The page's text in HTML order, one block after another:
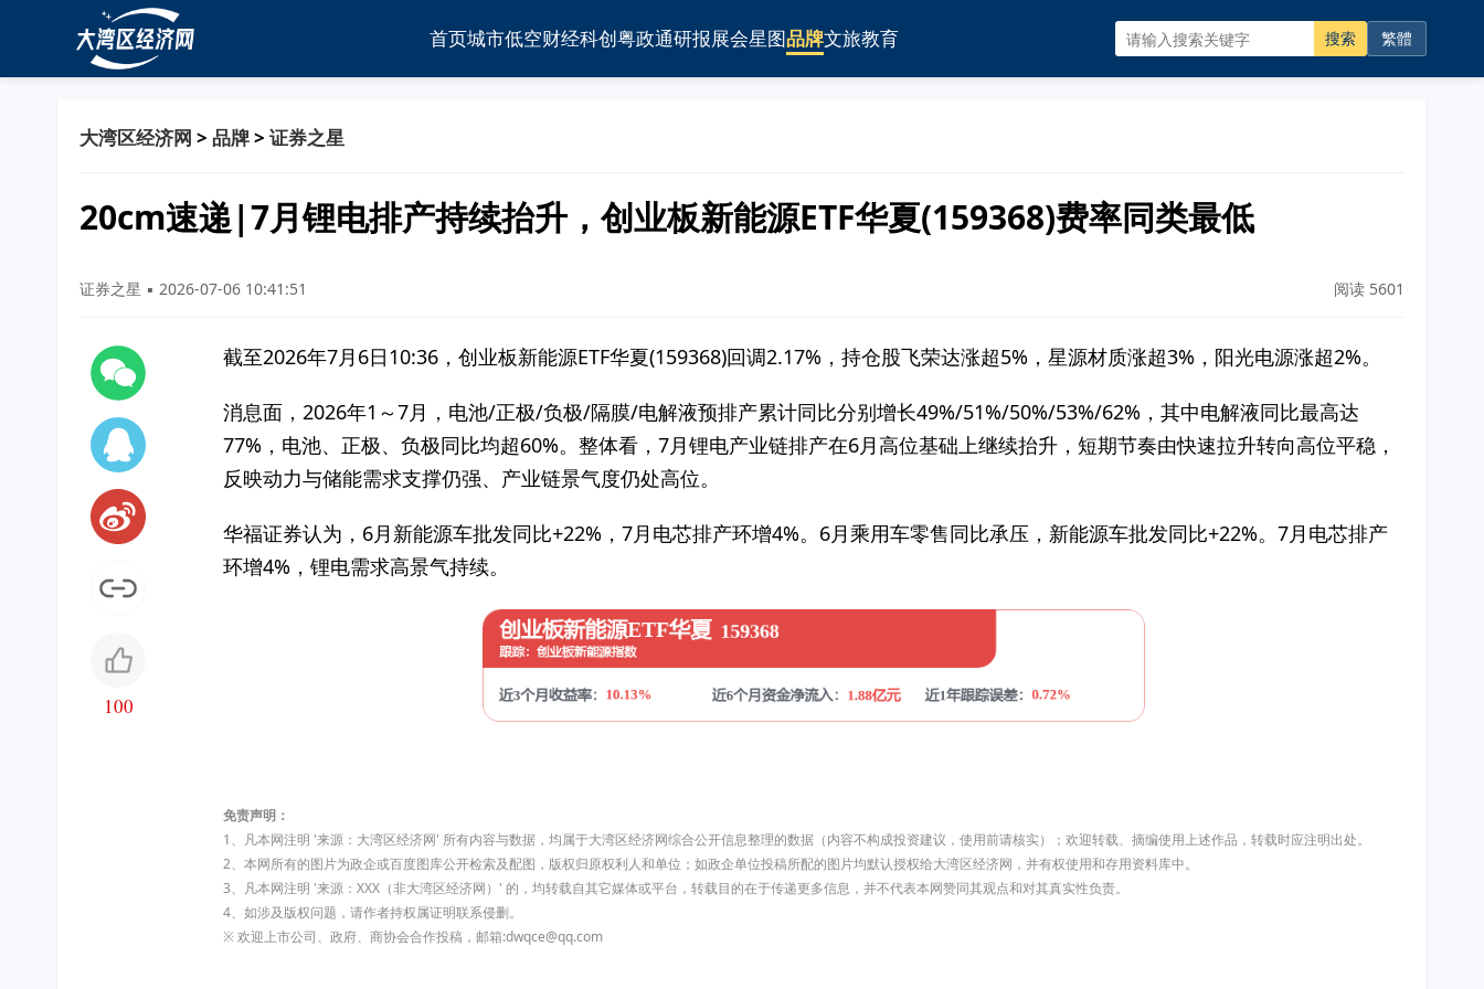
首页城市低空财经科创粤政通研报展会星图品牌文旅教育 搜索 繁體
大湾区经济网 > 品牌> 证券之星
20cm速递|7月锂电排产持续抬升，创业板新能源ETF华夏(159368)费率同类最低
证券之星 ▪ 2026-07-06 10:41:51 阅读 5601
100
截至2026年7月6日10:36，创业板新能源ETF华夏(159368)回调2.17%，持仓股飞荣达涨超5%，星源材质涨超3%，阳光电源涨超2%。
消息面，2026年1～7月，电池/正极/负极/隔膜/电解液预排产累计同比分别增长49%/51%/50%/53%/62%，其中电解液同比最高达
77%，电池、正极、负极同比均超60%。整体看，7月锂电产业链排产在6月高位基础上继续抬升，短期节奏由快速拉升转向高位平稳，
反映动力与储能需求支撑仍强、产业链景气度仍处高位。
华福证券认为，6月新能源车批发同比+22%，7月电芯排产环增4%。6月乘用车零售同比承压，新能源车批发同比+22%。7月电芯排产
环增4%，锂电需求高景气持续。
免责声明：
1、凡本网注明 '来源：大湾区经济网' 所有内容与数据，均属于大湾区经济网综合公开信息整理的数据（内容不构成投资建议，使用前请核实）；欢迎转载、摘编使用上述作品，转载时应注明出处。
2、本网所有的图片为政企或百度图库公开检索及配图，版权归原权利人和单位；如政企单位投稿所配的图片均默认授权给大湾区经济网，并有权使用和存用资料库中。
3、凡本网注明 '来源：XXX（非大湾区经济网）' 的，均转载自其它媒体或平台，转载目的在于传递更多信息，并不代表本网赞同其观点和对其真实性负责。
4、如涉及版权问题，请作者持权属证明联系侵删。
※ 欢迎上市公司、政府、商协会合作投稿，邮箱:dwqce@qq.com